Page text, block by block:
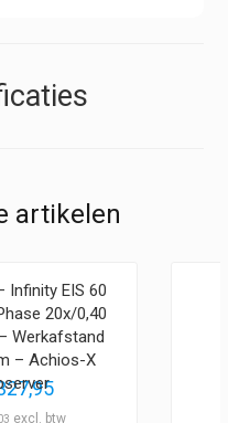
artikelen
Infinity EIS 60
20x/0,40
Werkafstand
– Achios-X